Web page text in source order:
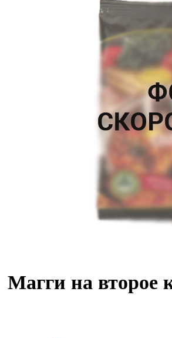
Магги на